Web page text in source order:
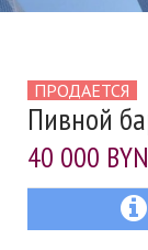
ПРОДАЕТСЯ
Пивной
40 000 BYN